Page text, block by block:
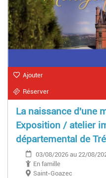
Ajouter
Réserver
La naissance d'une
Exposition / atelier
départemental de
03/08/2026 au 22/08/
En famille
Saint-Goazec